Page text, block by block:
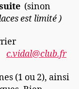
(sinon
est limité )
c.vidal@club.fr
(1 ou 2), ainsi